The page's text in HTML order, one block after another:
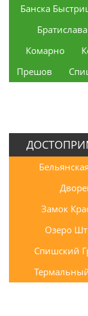
Банска
Братислава
Комарно
Прешов
Замок
Озеро
Спишский